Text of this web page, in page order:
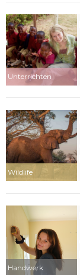
Unterrichten
Wildlife
Handwerk